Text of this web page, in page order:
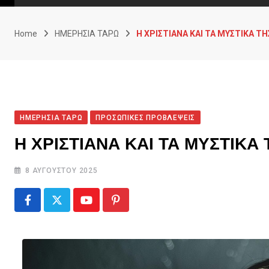
Home ΗΜΕΡΗΣΙΑ ΤΑΡΩ Η ΧΡΙΣΤΙΑΝΑ ΚΑΙ ΤΑ ΜΥΣΤΙΚΑ
ΗΜΕΡΗΣΙΑ ΤΑΡΩ ΠΡΟΣΩΠΙΚΕΣ ΠΡΟΒΛΕΨΕΙΣ
Η ΧΡΙΣΤΙΑΝΑ ΚΑΙ ΤΑ
8 ΑΥΓΟΎΣΤΟΥ 2025
YoutubePinterest